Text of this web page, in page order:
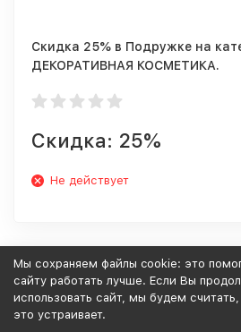
Скидка 25% в Подружке на
ДЕКОРАТИВНАЯ КОСМЕТИКА.
Скидка: 25%
Не действует
Мы сохраняем файлы cookie: это
сайту работать лучше. Если Вы
использовать сайт, мы будем
это устраивает.